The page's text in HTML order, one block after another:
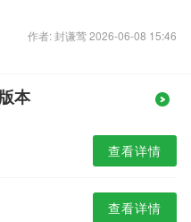
作者: 封谦莺 2026-06-08 15:46
本
查看详情
查看详情